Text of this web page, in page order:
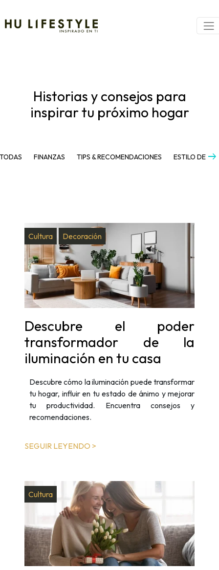
Historias y consejos para
inspirar tu próximo hogar
TODAS FINANZAS TIPS & RECOMENDACIONES ESTILO DE arrow_right_alt
Cultura Decoración
Descubre el poder
transformador de la
iluminación en tu casa
Descubre cómo la iluminación puede transformar
tu hogar, influir en tu estado de ánimo y mejorar
tu productividad. Encuentra consejos y
recomendaciones.
SEGUIR LEYENDO >
Cultura